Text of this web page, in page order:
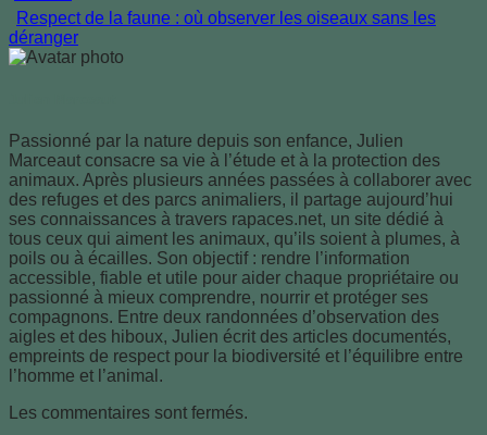
Respect de la faune : où observer les oiseaux sans les
déranger
Passionné par la nature depuis son enfance, Julien
Marceaut consacre sa vie à l’étude et à la protection des
animaux. Après plusieurs années passées à collaborer avec
des refuges et des parcs animaliers, il partage aujourd’hui
ses connaissances à travers rapaces.net, un site dédié à
tous ceux qui aiment les animaux, qu’ils soient à plumes, à
poils ou à écailles. Son objectif : rendre l’information
accessible, fiable et utile pour aider chaque propriétaire ou
passionné à mieux comprendre, nourrir et protéger ses
compagnons. Entre deux randonnées d’observation des
aigles et des hiboux, Julien écrit des articles documentés,
empreints de respect pour la biodiversité et l’équilibre entre
l’homme et l’animal.
Les commentaires sont fermés.